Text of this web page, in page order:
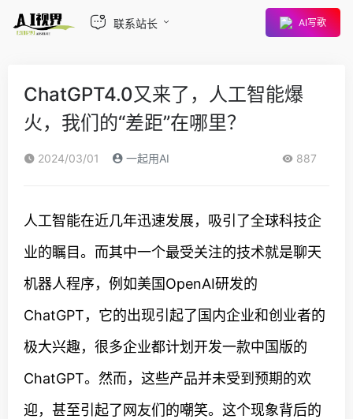
联系站长 AI写歌
ChatGPT4.0又来了，人工智能爆
火，我们的“差距”在哪里？
2024/03/01 一起用AI 887
人工智能在近几年迅速发展，吸引了全球科技企
业的瞩目。而其中一个最受关注的技术就是聊天
机器人程序，例如美国OpenAI研发的
ChatGPT，它的出现引起了国内企业和创业者的
极大兴趣，很多企业都计划开发一款中国版的
ChatGPT。然而，这些产品并未受到预期的欢
迎，甚至引起了网友们的嘲笑。这个现象背后的